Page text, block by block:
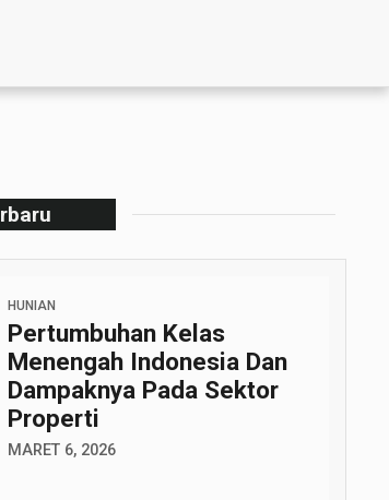
HUNIAN
Pertumbuhan Kelas
Menengah Indonesia Dan
Dampaknya Pada Sektor
Properti
MARET 6, 2026